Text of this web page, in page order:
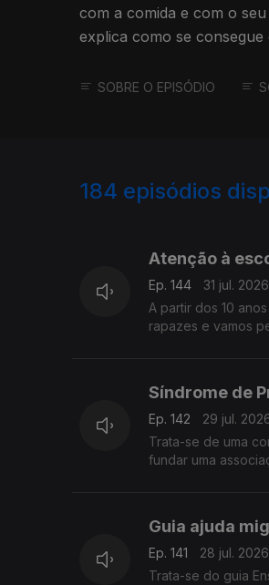
com a comida e com o
explica como se
SOBRE O EPISÓDIO
184 episódios
Atenção à
Ep. 144
31 jul. 2026
A partir dos 10
rapazes e vamos
Síndrome de
Ep. 142
29 jul.
Trata-se de uma
fundar uma
Guia ajuda
Ep. 141
28 jul. 2026
Trata-se do guia